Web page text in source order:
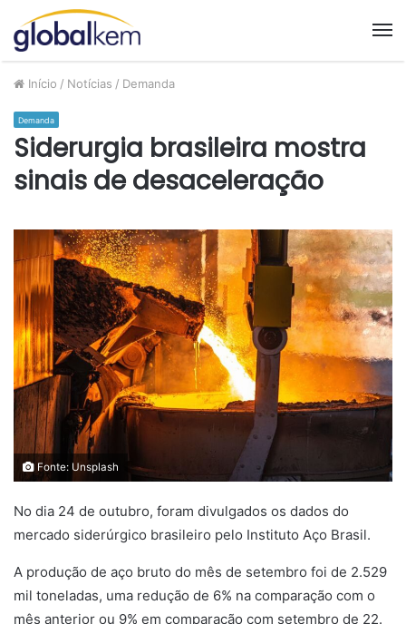
Início / Notícias / Demanda
Demanda
Siderurgia brasileira mostra
sinais de desaceleração
Fonte: Unsplash
No dia 24 de outubro, foram divulgados os dados do
mercado siderúrgico brasileiro pelo Instituto Aço Brasil.
A produção de aço bruto do mês de setembro foi de 2.529
mil toneladas, uma redução de 6% na comparação com o
mês anterior ou 9% em comparação com setembro de 22.